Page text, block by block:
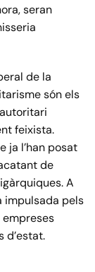
seran
de la
són els
feixista.
ja l’han posat
de
A
impulsada pels
d’estat.